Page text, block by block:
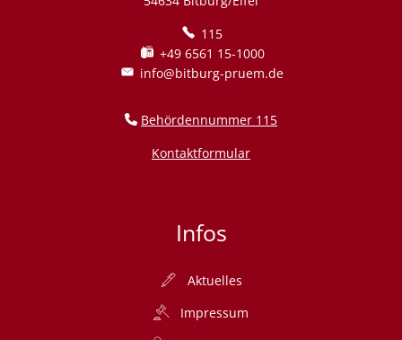
115
+49 6561 15-1000
info@bitburg-pruem.de
Behördennummer 115
Kontaktformular
Infos
Aktuelles
Impressum